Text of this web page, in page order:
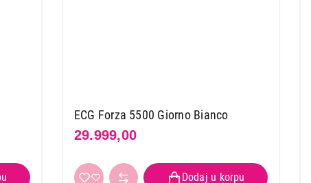
ECG Forza 5500 Giorno Bianco
29.999,00